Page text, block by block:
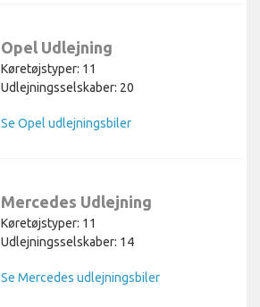
Opel Udlejning
Køretøjstyper: 11
Udlejningsselskaber: 20
Se Opel udlejningsbiler
Mercedes Udlejning
Køretøjstyper: 11
Udlejningsselskaber: 14
Se Mercedes udlejningsbiler